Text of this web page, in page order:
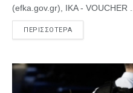
(efka.gov.gr), ΙΚΑ - VOUCHER ...
ΠΕΡΙΣΣΟΤΕΡΑ